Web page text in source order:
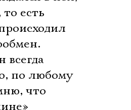
есть
всегда
по любому
что